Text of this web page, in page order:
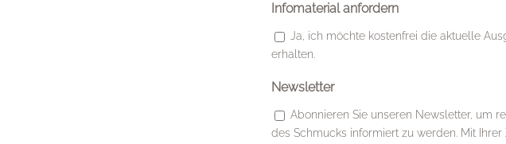
Infomaterial anfordern
Ja, ich möchte kostenfrei die aktuelle
erhalten.
Newsletter
Abonnieren Sie unseren Newsletter, um
des Schmucks informiert zu werden. Mit